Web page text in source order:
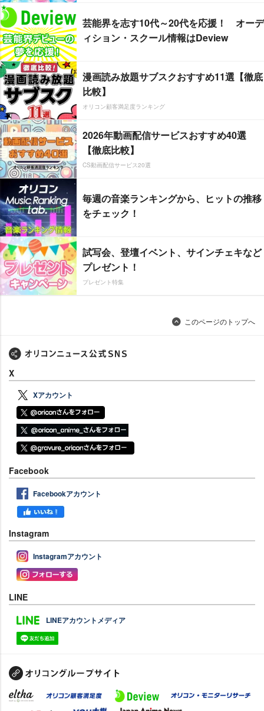
芸能界を志す10代～20代を応援！ オーデ
ィション・スクール情報はDeview
漫画読み放題サブスクおすすめ11選【徹底
比較】
オリコン顧客満足度ランキング
2026年動画配信サービスおすすめ40選
【徹底比較】
CS動画配信サービス20選
毎週の音楽ランキングから、ヒットの推移
をチェック！
試写会、登壇イベント、サインチェキなど
プレゼント！
プレゼント特集
このページのトップへ
X
Xアカウント
Facebook
Facebookアカウント
Instagram
Instagramアカウント
LINE
LINEアカウントメディア